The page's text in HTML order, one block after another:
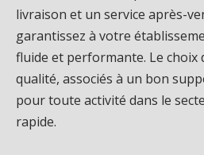
livraison et un service après-
garantissez à votre
fluide et performante. Le choix
qualité, associés à un bon
pour toute activité dans le
rapide.